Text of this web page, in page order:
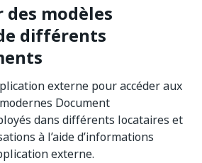
des modèles
différents
externe pour accéder aux
Document
dans différents locataires et
à l’aide d’informations
externe.